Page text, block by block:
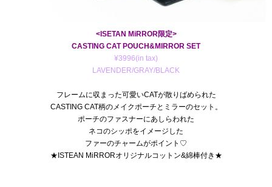
<ISETAN MiRROR限定>
CASTING CAT POUCH&MIRROR SET
¥3996(in tax)
LAVENDER/GRAY/BLACK
フレームに収まった可愛いCATが散りばめられた
CASTING CAT柄のメイクポーチとミラーのセット。
ポーチのファスナーにあしらわれた
ネコのシッポをイメージした
ファーのチャームがポイント♡
★ISTEAN MiRRORオリジナルコットン&綿棒付き★